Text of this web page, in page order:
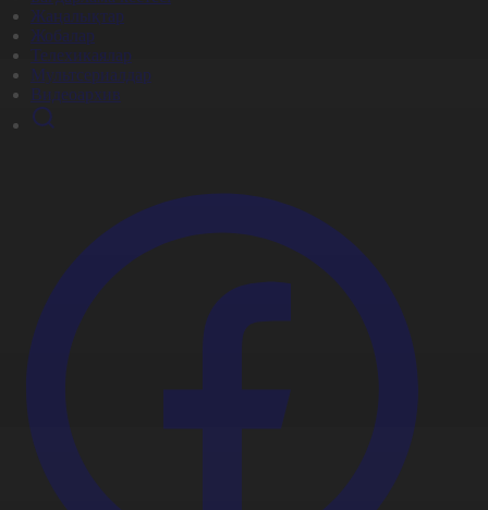
Жаңалықтар
Жобалар
Телехикаялар
Мультсериалдар
Видеоархив